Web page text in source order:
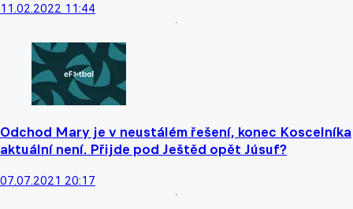
11.02.2022 11:44
Odchod Mary je v neustálém řešení, konec Koscelníka
aktuální není. Přijde pod Ještěd opět Júsuf?
07.07.2021 20:17